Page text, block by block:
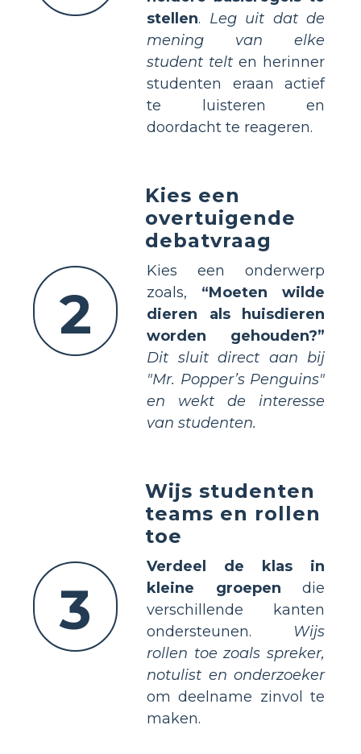
stellen. Leg uit dat de
mening van elke
student telt en herinner
studenten eraan actief
te luisteren en
doordacht te reageren.
2
Kies een
overtuigende
debatvraag
Kies een onderwerp
zoals, “Moeten wilde
dieren als huisdieren
worden gehouden?”
Dit sluit direct aan bij
"Mr. Popper’s Penguins"
en wekt de interesse
van studenten.
3
Wijs studenten
teams en rollen
toe
Verdeel de klas in
kleine groepen die
verschillende kanten
ondersteunen. Wijs
rollen toe zoals spreker,
notulist en onderzoeker
om deelname zinvol te
maken.